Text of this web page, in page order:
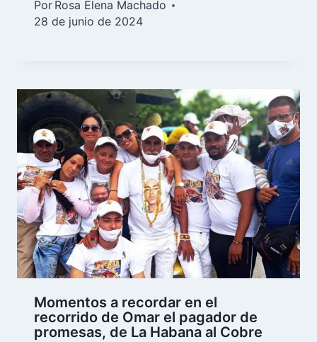
Por Rosa Elena Machado
28 de junio de 2024
Momentos a recordar en el
recorrido de Omar el pagador de
promesas, de La Habana al Cobre